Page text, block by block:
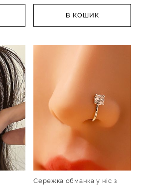
В КОШИК
Сережка обманка у ніс з